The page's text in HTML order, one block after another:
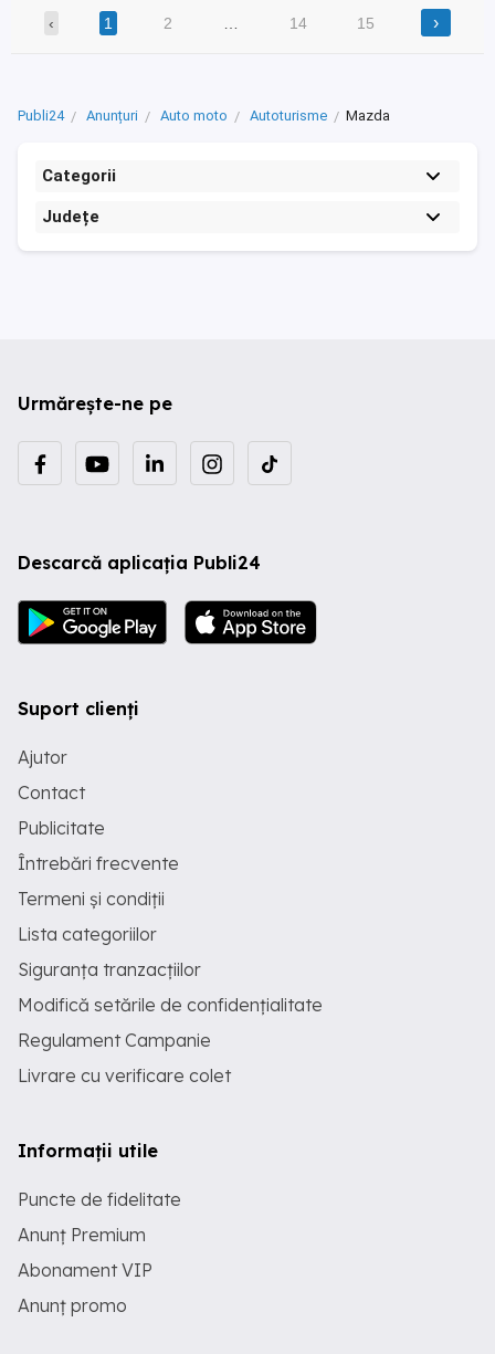
‹ 1 2 14 15 ›
Publi24 Anunțuri Auto moto Autoturisme Mazda
Categorii
Județe
Urmărește-ne pe
Descarcă aplicația Publi24
Suport clienți
Ajutor
Contact
Publicitate
Întrebări frecvente
Termeni și condiții
Lista categoriilor
Siguranța tranzacțiilor
Modifică setările de confidențialitate
Regulament Campanie
Livrare cu verificare colet
Informații utile
Puncte de fidelitate
Anunț Premium
Abonament VIP
Anunț promo